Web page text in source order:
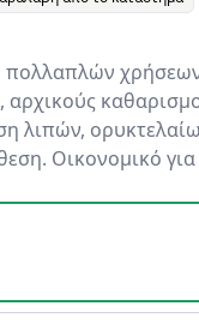
πολλαπλών
αρχικούς
λιπών,
Οικονομικό για